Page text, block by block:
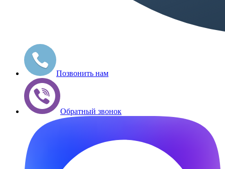
Позвонить нам
Обратный звонок